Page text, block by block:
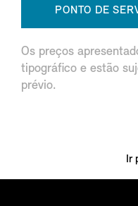
PONTO DE
Os preços
tipográfico e estão
prévio.
Ir